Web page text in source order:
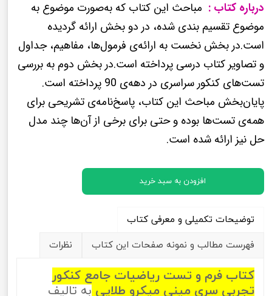
درباره کتاب : مباحث این کتاب که به‌صورت موضوع به
موضوع تقسیم بندی شده، در دو بخش ارائه گردیده
است.در بخش نخست به ارائه‌ی فرمول‌ها، مفاهیم، جداول
و تصاویر کتاب درسی پرداخته‌ است.در بخش دوم به بررسی
تست‌های کنکور سراسری در دهه‌ی 90 پرداخته است.
پایان‌بخش مباحث این کتاب، پاسخ‌نامه‌ی تشریحی برای
همه‌ی تست‌ها بوده و حتی برای برخی از آن‌ها چند مدل
حل نیز ارائه شده است.
افزودن به سبد خرید
توضیحات تکمیلی و معرفی کتاب
فهرست مطالب و نمونه صفحات این کتاب
نظرات
کتاب فرم و تست ریاضیات جامع کنکور
تجربی سری مینی میکرو طلایی به تالیف